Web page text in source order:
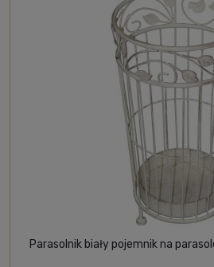
Parasolnik biały pojemnik na